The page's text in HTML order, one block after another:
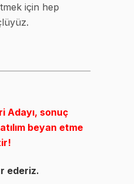
için hep
Adayı, sonuç
beyan etme
ederiz.